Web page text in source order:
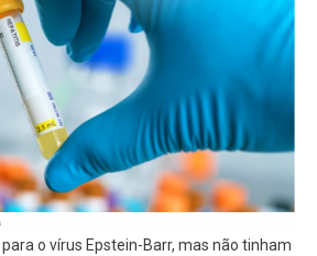
o vírus Epstein-Barr, mas não tinham